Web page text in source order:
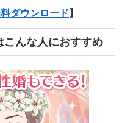
ダウンロード 】
んな人におすすめ